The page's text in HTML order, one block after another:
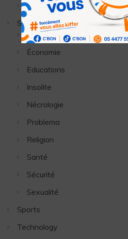
Nécrologie
Société
Culture
Économie
Educations
Insolite
Nécrologie
Problema
Religion
Santé
Sécurité
Sexualité
Sports
Technology